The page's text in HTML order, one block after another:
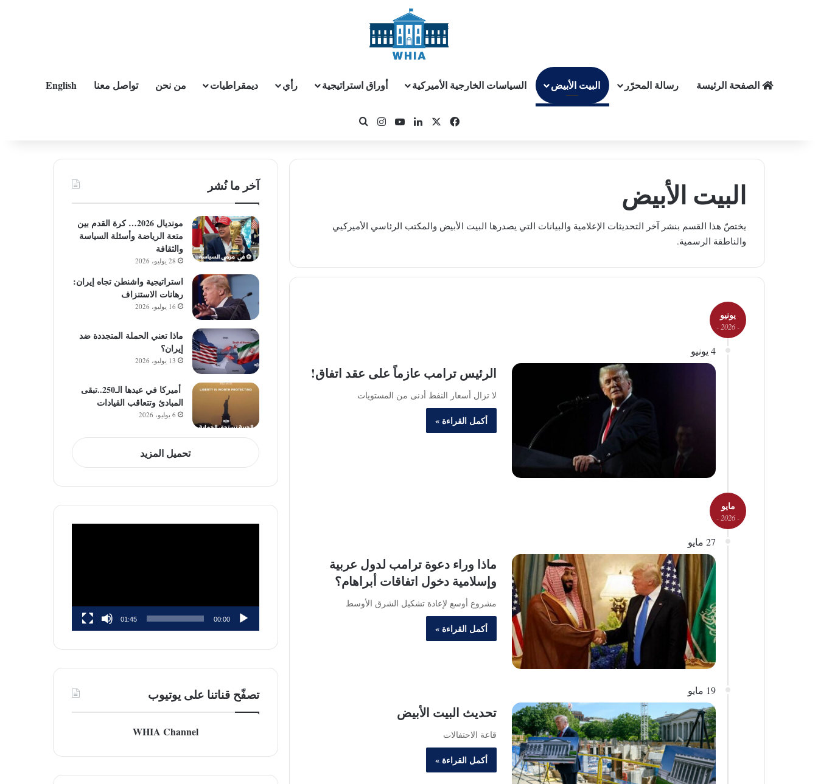
الصفحة الرئيسة رسالة المحرّر البيت الأبيض السياسات الخارجية الأميركية أوراق استراتيجية رأي ديمقراطيات من نحن تواصل معنا English
فيسبوك لينكدإن‫YouTube
انستقرامبحث عن
البيت الأبيض
يختصّ هذا القسم بنشر آخر التحديثات الإعلامية والبيانات التي يصدرها البيت الأبيض والمكتب الرئاسي الأميركيي
والناطقة الرسمية.
يونيو
- 2026 -
4 يونيو
الرئيس ترامب عازماً على عقد اتفاق!
لا تزال أسعار النفط أدنى من المستويات
أكمل القراءة »
مايو
- 2026 -
27 مايو
ماذا وراء دعوة ترامب لدول عربية
وإسلامية دخول اتفاقات أبراهام؟
مشروع أوسع لإعادة تشكيل الشرق الأوسط
أكمل القراءة »
19 مايو
تحديث البيت الأبيض
قاعة الاحتفالات
أكمل القراءة »
آخر ما نُشر
مونديال 2026… كرة القدم بين
متعة الرياضة وأسئلة السياسة
والثقافة
28 يوليو، 2026
استراتيجية واشنطن تجاه إيران:
رهانات الاستنزاف
16 يوليو، 2026
ماذا تعني الحملة المتجددة ضد
إيران؟
13 يوليو، 2026
أميركا في عيدها الـ250..تبقى
المبادئ وتتعاقب القيادات
6 يوليو، 2026
تحميل المزيد
00:00
01:45
تصفّح قناتنا على يوتيوب
WHIA Channel